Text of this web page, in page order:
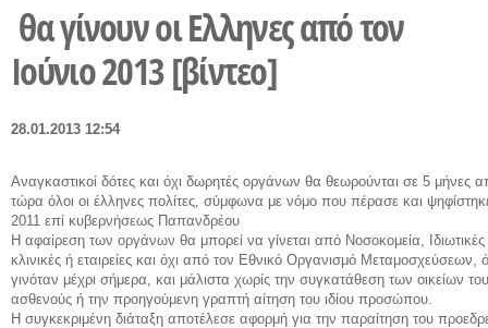
θα γίνουν οι Ελληνες από τον
Ιούνιο 2013 [βίντεο]
28.01.2013 12:54
Αναγκαστικοί δότες και όχι δωρητές οργάνων θα θεωρούνται σε 5 μήνες
τώρα όλοι οι έλληνες πολίτες, σύμφωνα με νόμο που πέρασε και
2011 επί κυβερνήσεως Παπανδρέου
Η αφαίρεση των οργάνων θα μπορεί να γίνεται από Νοσοκομεία, Ιδιωτικές
κλινικές ή εταιρείες και όχι από τον Εθνικό Οργανισμό Μεταμοσχεύσεων,
γινόταν μέχρι σήμερα, και μάλιστα χωρίς την συγκατάθεση των οικείων του
ασθενούς ή την προηγούμενη γραπτή αίτηση του ιδίου προσώπου.
Η συγκεκριμένη διάταξη αποτέλεσε αφορμή για την παραίτηση του